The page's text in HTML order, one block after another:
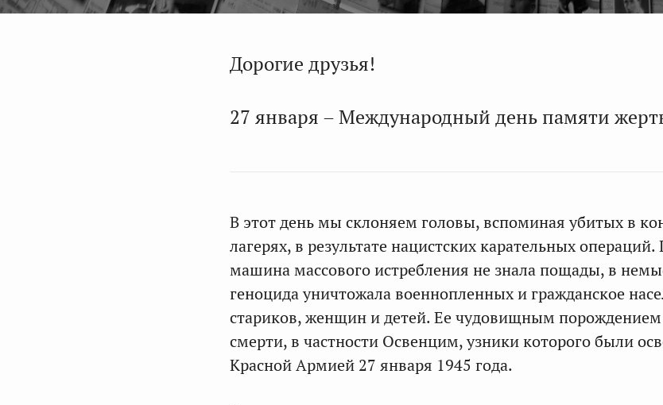
Дорогие друзья!
27 января – Международный день памяти
В этот день мы склоняем головы, вспоминая убитых в
лагерях, в результате нацистских карательных операций.
машина массового истребления не знала пощады, в
геноцида уничтожала военнопленных и гражданское
стариков, женщин и детей. Ее чудовищным порождением
смерти, в частности Освенцим, узники которого были
Красной Армией 27 января 1945 года.